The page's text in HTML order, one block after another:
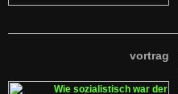
vortrag